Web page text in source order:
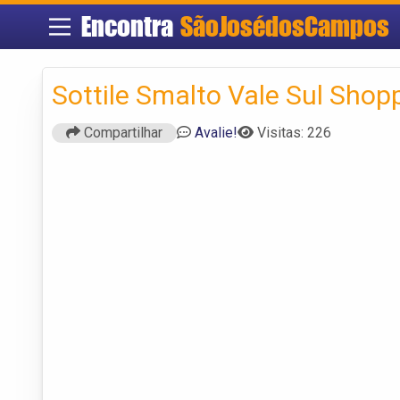
Encontra SãoJosédosCampos
Sottile Smalto Vale Sul
Compartilhar Avalie! Visitas: 226